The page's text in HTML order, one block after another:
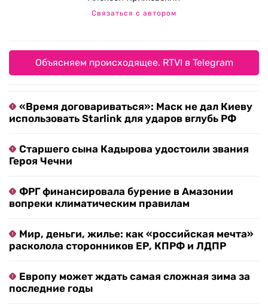
Связаться с автором
Объясняем происходящее. RTVI в Telegram
«Время договариваться»: Маск не дал Киеву
использовать Starlink для ударов вглубь РФ
Старшего сына Кадырова удостоили звания
Героя Чечни
ФРГ финансировала бурение в Амазонии
вопреки климатическим правилам
Мир, деньги, жилье: как «российская мечта»
расколола сторонников ЕР, КПРФ и ЛДПР
Европу может ждать самая сложная зима за
последние годы